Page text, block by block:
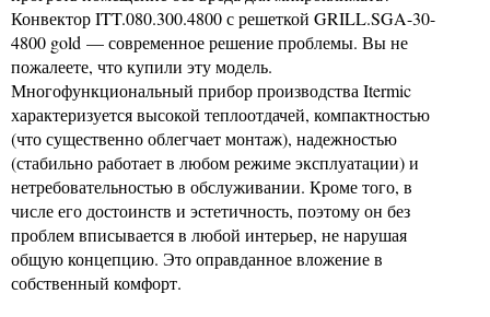
Конвектор ITT.080.300.4800 с решеткой GRILL.SGA-30-
4800 gold — современное решение проблемы. Вы не
пожалеете, что купили эту модель.
Многофункциональный прибор производства Itermic
характеризуется высокой теплоотдачей, компактностью
(что существенно облегчает монтаж), надежностью
(стабильно работает в любом режиме эксплуатации) и
нетребовательностью в обслуживании. Кроме того, в
числе его достоинств и эстетичность, поэтому он без
проблем вписывается в любой интерьер, не нарушая
общую концепцию. Это оправданное вложение в
собственный комфорт.